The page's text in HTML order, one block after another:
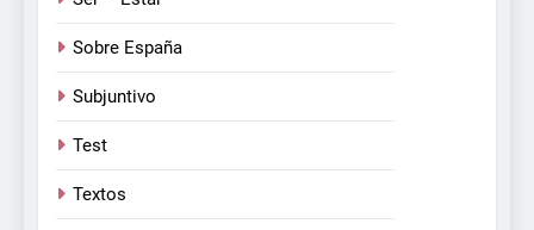
Sobre España
Subjuntivo
Test
Textos